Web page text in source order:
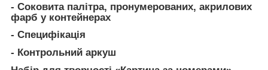
- Соковита палітра, пронумерованих, акрилових
фарб у контейнерах
- Специфікація
- Контрольний аркуш